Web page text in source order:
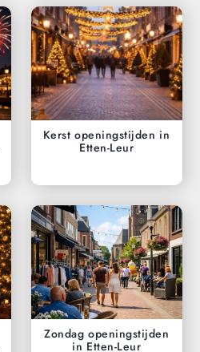
Kerst openingstijden in
Etten-Leur
Zondag openingstijden
in Etten-Leur